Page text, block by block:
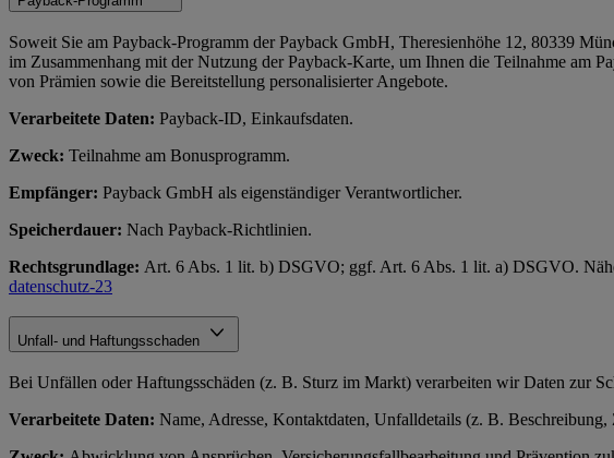
Soweit Sie am Payback-Programm der Payback GmbH, Theresienhöhe 12, 80339
im Zusammenhang mit der Nutzung der Payback-Karte, um Ihnen die Teilnahme am
von Prämien sowie die Bereitstellung personalisierter Angebote.
Verarbeitete Daten: Payback-ID, Einkaufsdaten.
Zweck: Teilnahme am Bonusprogramm.
Empfänger: Payback GmbH als eigenständiger Verantwortlicher.
Speicherdauer: Nach Payback-Richtlinien.
Rechtsgrundlage: Art. 6 Abs. 1 lit. b) DSGVO; ggf. Art. 6 Abs. 1 lit. a) DSGVO.
datenschutz-23
Unfall- und Haftungsschaden
Bei Unfällen oder Haftungsschäden (z. B. Sturz im Markt) verarbeiten wir Daten zur
Verarbeitete Daten: Name, Adresse, Kontaktdaten, Unfalldetails (z. B.